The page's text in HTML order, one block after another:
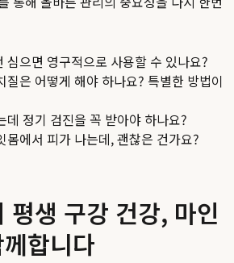
심으면 영구적으로 사용할 수 있나요?
질은 어떻게 해야 하나요? 특별한 방법이
데 정기 검진을 꼭 받아야 하나요?
몸에서 피가 나는데, 괜찮은 건가요?
평생 구강 건강, 마인
합니다